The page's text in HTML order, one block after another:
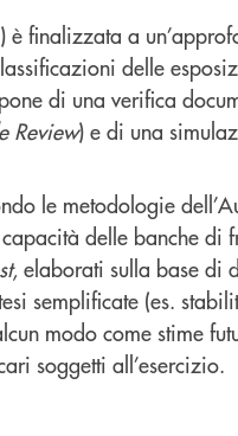
è finalizzata a
delle
di una verifica
Review) e di una
le metodologie
delle banche di
, elaborati sulla base di
semplificate (es.
modo come stime
soggetti all’esercizio.